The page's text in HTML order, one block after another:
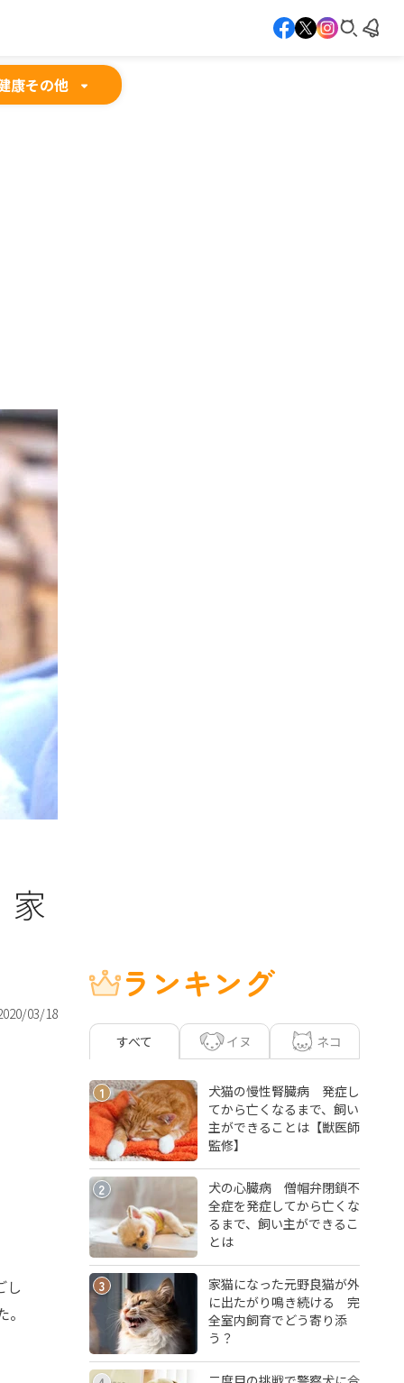
康その他
家
03/18
し
ランキング
すべて イヌ ネコ
1
犬猫の慢性腎臓病 発症し
てから亡くなるまで、飼い
主ができることは【獣医師
監修】
2
犬の心臓病 僧帽弁閉鎖不
全症を発症してから亡くな
るまで、飼い主ができるこ
とは
3
家猫になった元野良猫が外
に出たがり鳴き続ける 完
全室内飼育でどう寄り添
う？